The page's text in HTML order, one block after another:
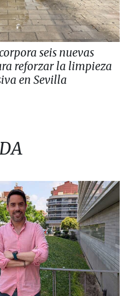
seis nuevas
reforzar la limpieza
en Sevilla